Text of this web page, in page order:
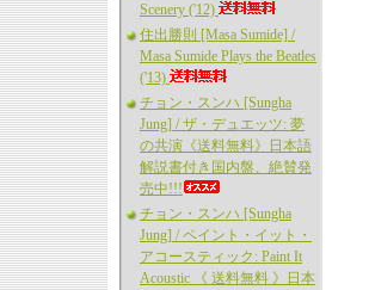
Scenery ('12)
住出勝則 [Masa Sumide] /
Masa Sumide Plays the Beatles
('13)
チョン・スンハ [Sungha
Jung] / ザ・デュエッツ: 夢
の共演《送料無料》日本語
解説書付き国内盤、絶賛発
売中!!!
チョン・スンハ [Sungha
Jung] / ペイント・イット・
アコースティック: Paint It
Acoustic 《 送料無料 》日本